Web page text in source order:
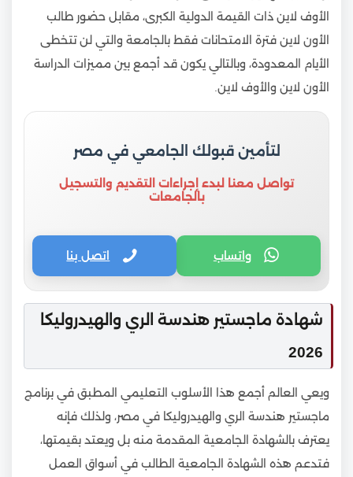
الأوف لاين ذات القيمة الدولية الكبرى، مقابل حضور طالب
الأون لاين فترة الامتحانات فقط بالجامعة والتي لن تتخطى
الأيام المعدودة، وبالتالي يكون قد أجمع بين مميزات الدراسة
الأون لاين والأوف لاين.
لتأمين قبولك الجامعي في مصر
تواصل معنا لبدء إجراءات التقديم والتسجيل
بالجامعات
واتساب اتصل بنا
شهادة ماجستير هندسة الري والهيدروليكا
2026
ويعي العالم أجمع هذا الأسلوب التعليمي المطبق في برنامج
ماجستير هندسة الري والهيدروليكا في مصر، ولذلك فإنه
يعترف بالشهادة الجامعية المقدمة منه بل ويعتد بقيمتها،
فتدعم هذه الشهادة الجامعية الطالب في أسواق العمل